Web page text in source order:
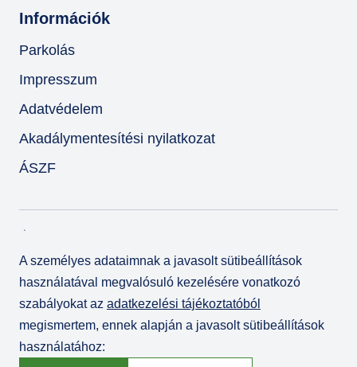
Információk
Parkolás
Impresszum
Adatvédelem
Akadálymentesítési nyilatkozat
ÁSZF
© Várkert Bazár 2026
Fejlesztette azIntegral Vision Kft.
A személyes adataimnak a javasolt sütibeállítások
használatával megvalósuló kezelésére vonatkozó
szabályokat az adatkezelési tájékoztatóból
megismertem, ennek alapján a javasolt sütibeállítások
használatához: